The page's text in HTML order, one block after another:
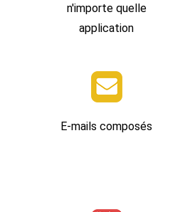
n'importe quelle
application
E-mails composés